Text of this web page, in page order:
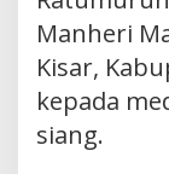
Manheri
Kisar,
kepada
siang.